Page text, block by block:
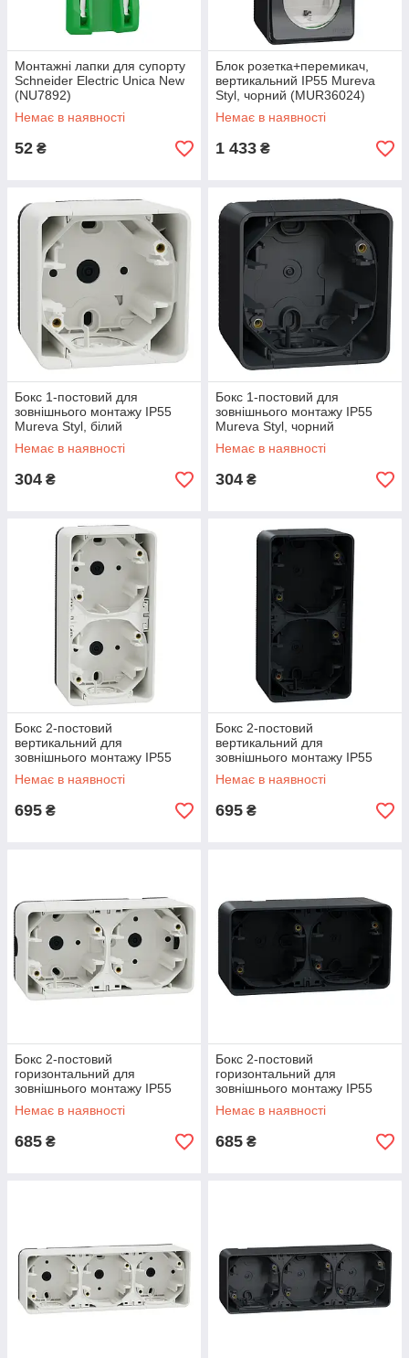
Монтажні лапки для супорту
Schneider Electric Unica New
(NU7892)
Немає в наявності
52 ₴
Блок розетка+перемикач,
вертикальний IP55 Mureva
Styl, чорний (MUR36024)
Немає в наявності
1 433 ₴
Бокс 1-постовий для
зовнішнього монтажу IP55
Mureva Styl, білий
(MUR39911)
Немає в наявності
304 ₴
Бокс 1-постовий для
зовнішнього монтажу IP55
Mureva Styl, чорний
(MUR37911)
Немає в наявності
304 ₴
Бокс 2-постовий
вертикальний для
зовнішнього монтажу IP55
Mureva Styl, білий
(MUR39912)
Немає в наявності
695 ₴
Бокс 2-постовий
вертикальний для
зовнішнього монтажу IP55
Mureva Styl, чорний
(MUR37912)
Немає в наявності
695 ₴
Бокс 2-постовий
горизонтальний для
зовнішнього монтажу IP55
Mureva Styl, білий
(MUR39914)
Немає в наявності
685 ₴
Бокс 2-постовий
горизонтальний для
зовнішнього монтажу IP55
Mureva Styl, чорний
(MUR37914)
Немає в наявності
685 ₴